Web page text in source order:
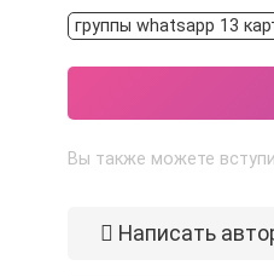
группы whatsapp 13
Вы также можете
Написать